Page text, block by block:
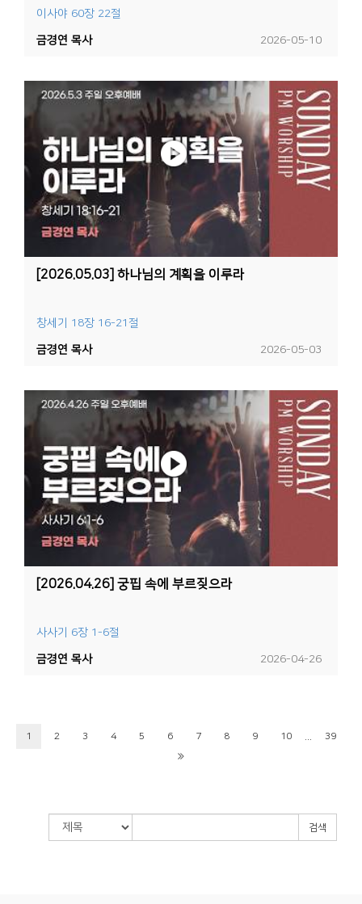
이사야 60장 22절
2026-05-10
금경연 목사
[2026.05.03] 하나님의 계획을 이루라
창세기 18장 16-21절
2026-05-03
금경연 목사
[2026.04.26] 궁핍 속에 부르짖으라
사사기 6장 1-6절
2026-04-26
금경연 목사
1 2 3 4 5 6 7 8 9 10 ... 39
검색